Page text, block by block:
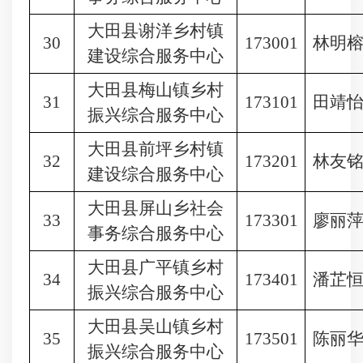
30
大田县谢洋乡村镇
建设综合服务中心
173001 林明榕
31
大田县梅山镇乡村
振兴综合服务中心
173101 田靖怡
32
大田县前坪乡村镇
建设综合服务中心
173201 林友铭
33
大田县屏山乡社会
事务综合服务中心
173301 廖丽萍
34
大田县广平镇乡村
振兴综合服务中心
173401 潘芷恒
35
大田县吴山镇乡村
振兴综合服务中心
173501 陈丽华